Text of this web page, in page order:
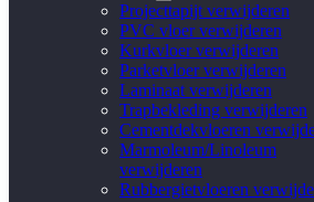
Projecttapijt verwijderen
PVC vloer verwijderen
Kurkvloer verwijderen
Parketvloer verwijderen
Laminaat verwijderen
Trapbekleding verwijderen
Cementdekvloeren
Marmoleum/Linoleum
verwijderen
Rubbergietvloeren